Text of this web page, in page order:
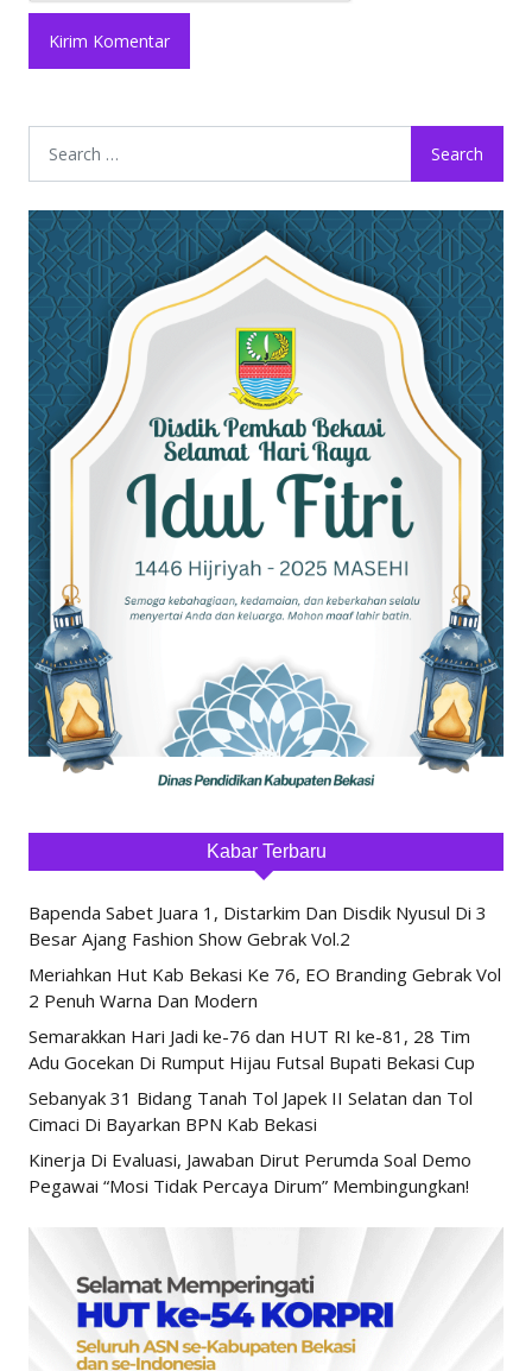
Kabar Terbaru
Bapenda Sabet Juara 1, Distarkim Dan Disdik Nyusul Di 3
Besar Ajang Fashion Show Gebrak Vol.2
Meriahkan Hut Kab Bekasi Ke 76, EO Branding Gebrak Vol
2 Penuh Warna Dan Modern
Semarakkan Hari Jadi ke-76 dan HUT RI ke-81, 28 Tim
Adu Gocekan Di Rumput Hijau Futsal Bupati Bekasi Cup
Sebanyak 31 Bidang Tanah Tol Japek II Selatan dan Tol
Cimaci Di Bayarkan BPN Kab Bekasi
Kinerja Di Evaluasi, Jawaban Dirut Perumda Soal Demo
Pegawai “Mosi Tidak Percaya Dirum” Membingungkan!